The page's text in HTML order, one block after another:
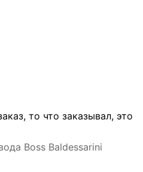
то что заказывал, это
Boss Baldessarini